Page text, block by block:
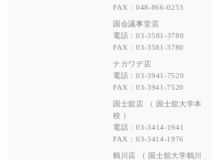
FAX：048-866-0253
国会議事堂店
電話：03-3581-3780
FAX：03-3581-3780
ナカワデ店
電話：03-3941-7520
FAX：03-3941-7520
国士舘店 （ 国士舘大学本
校 ）
電話：03-3414-1941
FAX：03-3414-1976
鶴川店 （ 国士舘大学鶴川